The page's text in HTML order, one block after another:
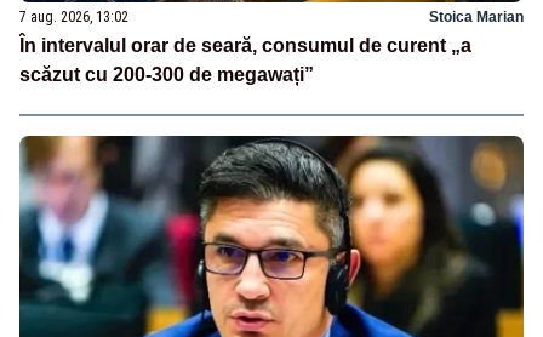
7 aug. 2026, 13:02 Stoica Marian
În intervalul orar de seară, consumul de curent „a
scăzut cu 200-300 de megawați”